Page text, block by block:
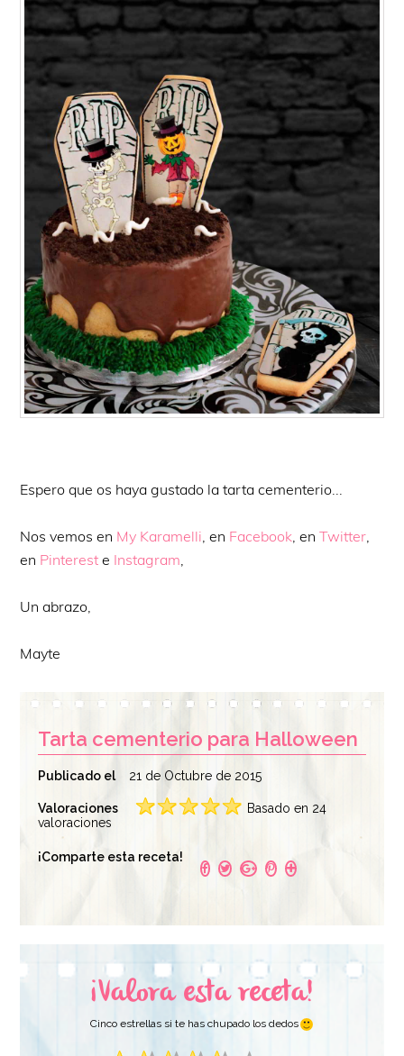
Espero que os haya gustado la tarta cementerio...
Nos vemos en My Karamelli , en Facebook , enTwitter
en Pinterest e Instagram
Un abrazo,
Mayte
Tarta cementerio para Halloween
Publicado el 21 de Octubre de 2015
Valoraciones
Basado en 24
valoraciones
¡Comparte esta receta!
¡Valora esta receta!
Cinco estrellas si te has chupado los dedos